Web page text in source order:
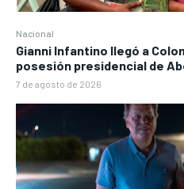
Nacional
Gianni Infantino llegó a
posesión presidencial de
7 de agosto de 2026